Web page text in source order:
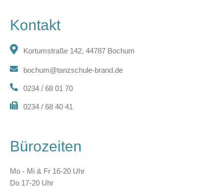
Kontakt
Kortumstraße 142, 44787 Bochum
bochum@tanzschule-brand.de
0234 / 68 01 70
0234 / 68 40 41
Bürozeiten
Mo - Mi & Fr 16-20 Uhr
Do 17-20 Uhr